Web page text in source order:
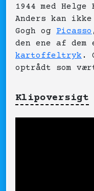
1944 med
Anders kan
Gogh og Picasso
den ene af
kartoffeltryk .
optrådt som
Klipoversigt